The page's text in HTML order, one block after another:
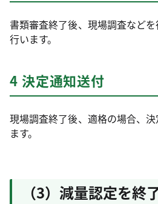
書類審査終了後、現場調査など
行います。
4 決定通知送付
現場調査終了後、適格の場合、
ます。
（3）減量認定を終